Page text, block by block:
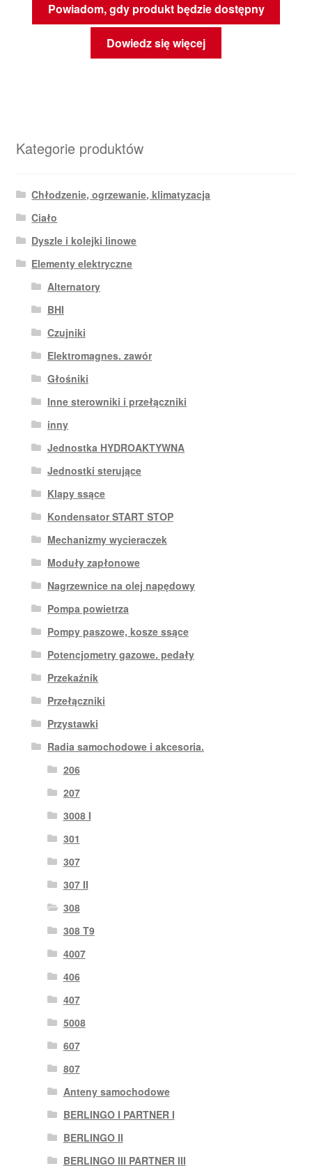
Powiadom, gdy produkt będzie dostępny
Dowiedz się więcej
Kategorie produktów
Chłodzenie, ogrzewanie, klimatyzacja
Ciało
Dyszle i kolejki linowe
Elementy elektryczne
Alternatory
BHI
Czujniki
Elektromagnes. zawór
Głośniki
Inne sterowniki i przełączniki
inny
Jednostka HYDROAKTYWNA
Jednostki sterujące
Klapy ssące
Kondensator START STOP
Mechanizmy wycieraczek
Moduły zapłonowe
Nagrzewnice na olej napędowy
Pompa powietrza
Pompy paszowe, kosze ssące
Potencjometry gazowe. pedały
Przekaźnik
Przełączniki
Przystawki
Radia samochodowe i akcesoria.
206
207
3008 I
301
307
307 II
308
308 T9
4007
406
407
5008
607
807
Anteny samochodowe
BERLINGO I PARTNER I
BERLINGO II
BERLINGO III PARTNER III